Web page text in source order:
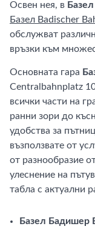
Освен нея, в Базел
Базел Badischer
обслужват
връзки към
Основната гара
Centralbahnplatz
всички части на
ранни зори до
удобства за
възползвате от
от разнообразие
улеснение на
табла с актуални
Базел Бадишер